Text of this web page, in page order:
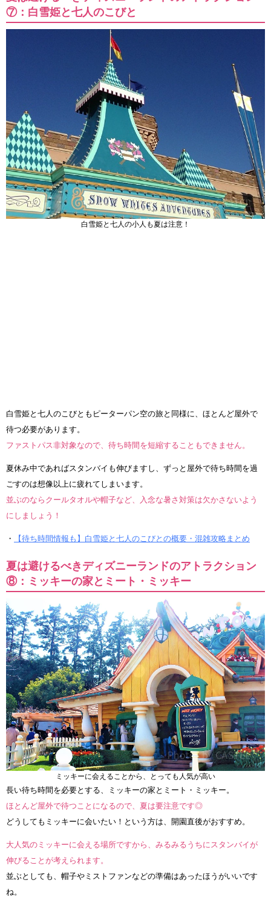
⑦：白雪姫と七人のこびと
白雪姫と七人の小人も夏は注意！
白雪姫と七人のこびともピーターパン空の旅と同様に、ほとんど屋外で
待つ必要があります。
ファストパス非対象なので、待ち時間を短縮することもできません。
夏休み中であればスタンバイも伸びますし、ずっと屋外で待ち時間を過
ごすのは想像以上に疲れてしまいます。
並ぶのならクールタオルや帽子など、入念な暑さ対策は欠かさないよう
にしましょう！
・ 【待ち時間情報も】白雪姫と七人のこびとの概要・混雑攻略まとめ
夏は避けるべきディズニーランドのアトラクション
⑧：ミッキーの家とミート・ミッキー
ミッキーに会えることから、とっても人気が高い
長い待ち時間を必要とする、ミッキーの家とミート・ミッキー。
ほとんど屋外で待つことになるので、夏は要注意です◎
どうしてもミッキーに会いたい！という方は、開園直後がおすすめ。
大人気のミッキーに会える場所ですから、みるみるうちにスタンバイが
伸びることが考えられます。
並ぶとしても、帽子やミストファンなどの準備はあったほうがいいです
ね。